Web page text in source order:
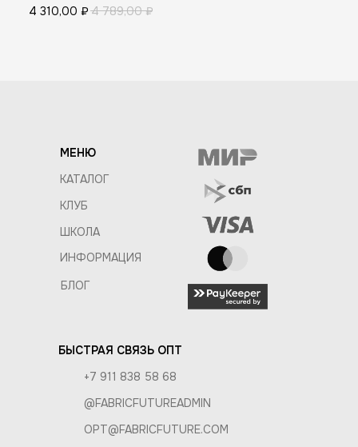
4 310,00 ₽ 4 789,00 ₽
МЕНЮ
КАТАЛОГ
КЛУБ
ШКОЛА
ИНФОРМАЦИЯ
БЛОГ
БЫСТРАЯ СВЯЗЬ ОПТ
+7 911 838 58 68
@FABRICFUTUREADMIN
OPT@FABRICFUTURE.COM